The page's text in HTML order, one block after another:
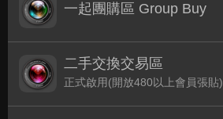
一起團購區 Group Buy
二手交換交易區
正式啟用(開放480以上會員張貼)